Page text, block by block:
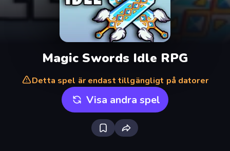
Magic Swords Idle RPG
Detta spel är endast tillgängligt på datorer
Visa andra spel